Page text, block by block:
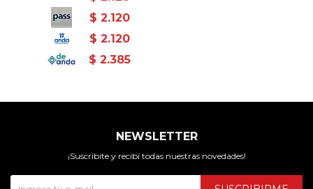
$ 2.120
$ 2.120
$ 2.385
NEWSLETTER
¡Suscribite y recibí todas nuestras novedades!